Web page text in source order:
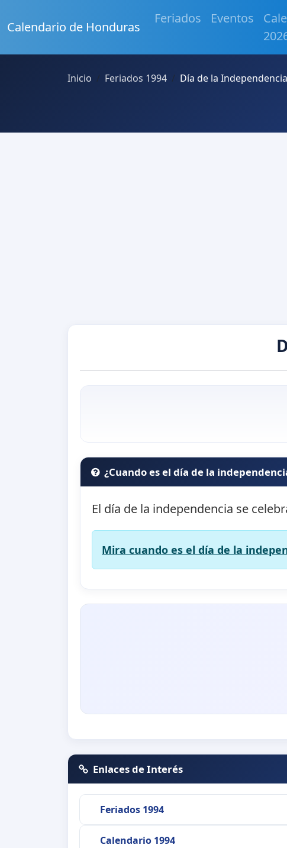
Calendario de Honduras
Feriados Eventos
Inicio Feriados 1994 Día de la Independencia
¿Cuando es el día de la
El día de la independencia se
Mira cuando es el día de la
Enlaces de Interés
Feriados 1994
Calendario 1994